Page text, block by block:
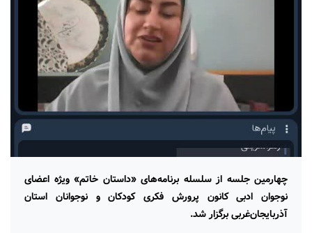
چهارمین جلسه از سلسله برنامه‌های «داستان خاتم» ویژه اعضای
نوجوان ادبی کانون پرورش فکری کودکان و نوجوانان استان
آذربایجان‌غربی برگزار شد.